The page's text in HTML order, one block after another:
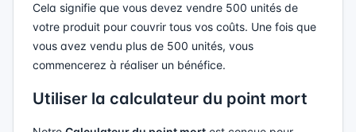
Cela signifie que vous devez vendre 500 unités de
votre produit pour couvrir tous vos coûts. Une fois que
vous avez vendu plus de 500 unités, vous
commencerez à réaliser un bénéfice.
Utiliser la calculateur du point mort